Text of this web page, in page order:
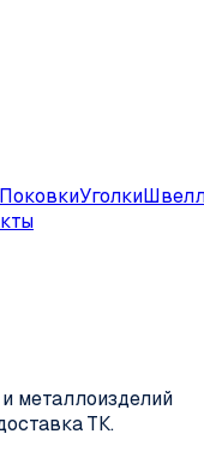
ПоковкиУголки
металлоизделий
ТК.